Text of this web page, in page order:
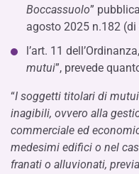
Boccassuolo”
agosto 2025 n.182 (di
l’art. 11
mutui”, prevede
“I soggetti titolari di
inagibili, ovvero alla
commerciale ed
medesimi edifici o nel
franati o alluvionati,